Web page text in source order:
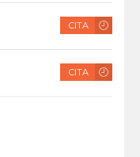
CITA
CITA